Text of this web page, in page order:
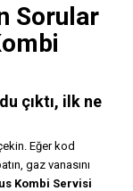
Sorular
çıktı, ilk ne
Eğer kod
gaz vanasını
Kombi Servisi